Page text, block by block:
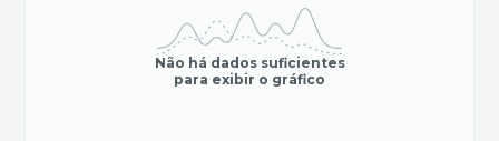
Não há dados suficientes
para exibir o gráfico